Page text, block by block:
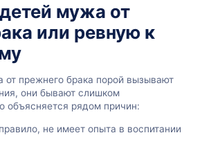
мужа от
или ревную к
прежнего брака порой вызывают
они бывают слишком
объясняется рядом причин:
не имеет опыта в воспитании